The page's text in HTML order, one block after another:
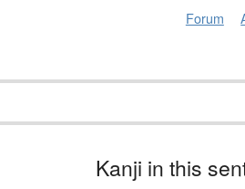
Forum
Kanji in this